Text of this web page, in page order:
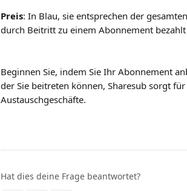
Preis: In Blau, sie entsprechen der
durch Beitritt zu einem Abonnement
Beginnen Sie, indem Sie Ihr Abonnement
der Sie beitreten können, Sharesub sorgt
Austauschgeschäfte.
Hat dies deine Frage beantwortet?